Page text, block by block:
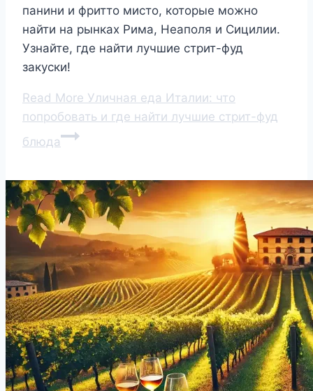
панини и фритто мисто, которые можно
найти на рынках Рима, Неаполя и Сицилии.
Узнайте, где найти лучшие стрит-фуд
закуски!
Read More Уличная еда Италии: что
попробовать и где найти лучшие стрит-фуд
блюда